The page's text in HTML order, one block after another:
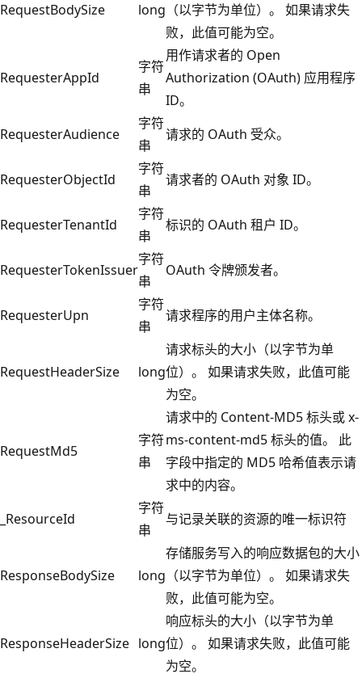
RequestBodySize long （以字节为单位）。 如果请求失
败，此值可能为空。
RequesterAppId
字符
串
用作请求者的 Open
Authorization (OAuth) 应用程序
ID。
RequesterAudience
字符
串
请求的 OAuth 受众。
RequesterObjectId
字符
串
请求者的 OAuth 对象 ID。
RequesterTenantId
字符
串
标识的 OAuth 租户 ID。
RequesterTokenIssuer
字符
串
OAuth 令牌颁发者。
RequesterUpn
字符
串
请求程序的用户主体名称。
RequestHeaderSize long
请求标头的大小（以字节为单
位）。 如果请求失败，此值可能
为空。
RequestMd5
字符
串
请求中的 Content-MD5 标头或 x-
ms-content-md5 标头的值。 此
字段中指定的 MD5 哈希值表示请
求中的内容。
_ResourceId
字符
串
与记录关联的资源的唯一标识符
ResponseBodySize long
存储服务写入的响应数据包的大小
（以字节为单位）。 如果请求失
败，此值可能为空。
ResponseHeaderSize long
响应标头的大小（以字节为单
位）。 如果请求失败，此值可能
为空。